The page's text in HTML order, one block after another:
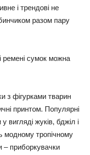
і трендові не
разом пару
ремені сумок можна
з фігурками тварин
принтом. Популярні
вигляді жуків, бджіл і
модному тропічному
– приборкувачки